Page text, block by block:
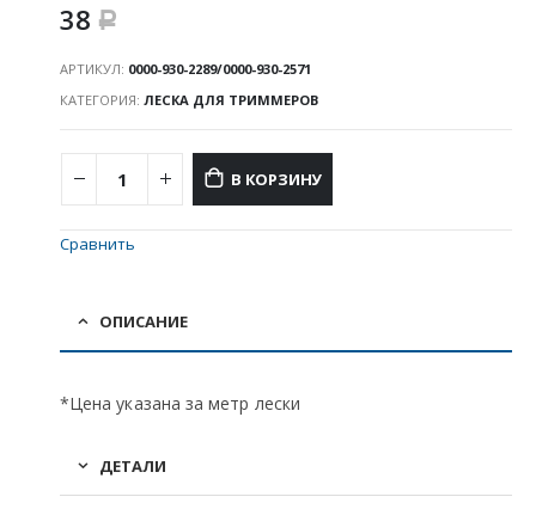
38 Р
АРТИКУЛ: 0000-930-2289/0000-930-2571
КАТЕГОРИЯ: ЛЕСКА ДЛЯ ТРИММЕРОВ
В КОРЗИНУ
Сравнить
ОПИСАНИЕ
*Цена указана за метр лески
ДЕТАЛИ